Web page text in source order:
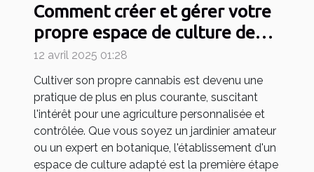
Comment créer et gérer votre
propre espace de culture de
cannabis
12 avril 2025 01:28
Cultiver son propre cannabis est devenu une
pratique de plus en plus courante, suscitant
l'intérêt pour une agriculture personnalisée et
contrôlée. Que vous soyez un jardinier amateur
ou un expert en botanique, l'établissement d'un
espace de culture adapté est la première étape